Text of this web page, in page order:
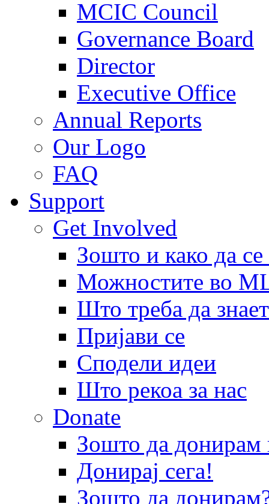
MCIC Council
Governance Board
Director
Executive Office
Annual Reports
Our Logo
FAQ
Support
Get Involved
Зошто и како да
Можностите во
Што треба да
Пријави се
Сподели идеи
Што рекоа за нас
Donate
Зошто да
Донирај сега!
Зошто да